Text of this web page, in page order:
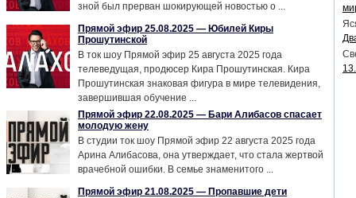
зной был прерван шокирующей новостью о ...
Прямой эфир 25.08.2025 — Юбилей Киры
Прошутинской
В ток шоу Прямой эфир 25 августа 2025 года
телеведущая, продюсер Кира Прошутинская. Кира
Прошутинская знаковая фигура в мире телевидения,
завершившая обучение ...
Прямой эфир 22.08.2025 — Бари Алибасов спасает
молодую жену
В студии ток шоу Прямой эфир 22 августа 2025 года
Арина Алибасова, она утверждает, что стала жертвой
врачебной ошибки. В семье знаменитого ...
Прямой эфир 21.08.2025 — Пропавшие дети